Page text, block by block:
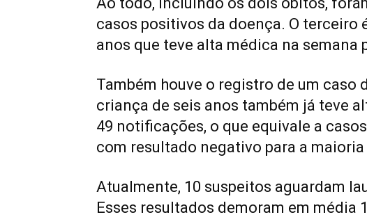
casos positivos da doença. O terceiro
anos que teve alta médica na semana
Também houve o registro de um caso
criança de seis anos também já teve
49 notificações, o que equivale a
com resultado negativo para a maioria
Atualmente, 10 suspeitos aguardam
Esses resultados demoram em média